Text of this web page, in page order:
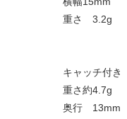
重さ 3.2g
キャッチ付き
重さ約4.7g
奥行 13mm